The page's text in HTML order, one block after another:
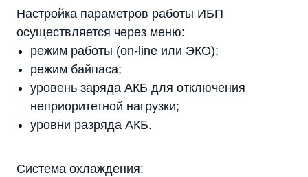
Настройка параметров работы ИБП
осуществляется через меню:
режим работы (on-line или ЭКО);
режим байпаса;
уровень заряда АКБ для отключения
неприоритетной нагрузки;
уровни разряда АКБ.
Система охлаждения: